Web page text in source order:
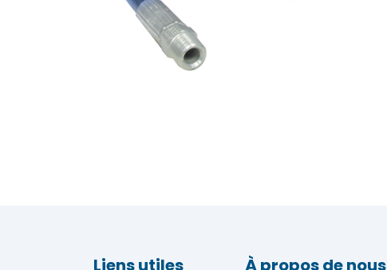
Liens utiles À propos de nous